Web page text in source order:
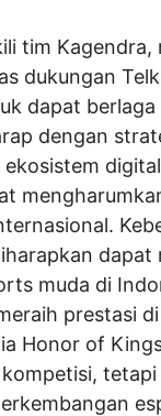
tim Kagendra,
dukungan
dapat berlaga
dengan
dapat
muda di
prestasi
Honor of